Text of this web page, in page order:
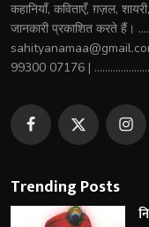
कहानियाँ, कविताएँ, ग़ज़ल,
जानकारी प्रकाशित करते हैं।
99300 07176 |
Trending Posts